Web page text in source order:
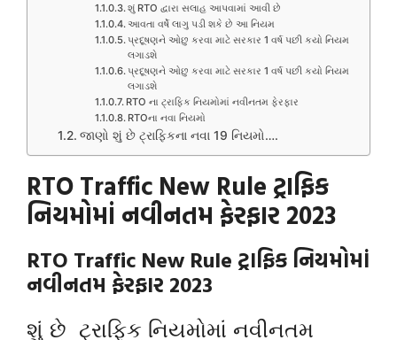
શું RTO દ્વારા સલાહ આપવામાં આવી છે
આવતા વર્ષે લાગુ પડી શકે છે આ નિયમ
પ્રદૂષણને ઓછુ કરવા માટે સરકાર 1 વર્ષ પછી કયો નિયમ
લગાડશે
પ્રદૂષણને ઓછુ કરવા માટે સરકાર 1 વર્ષ પછી કયો નિયમ
લગાડશે
RTO ના ટ્રાફિક નિયમોમાં નવીનતમ ફેરફાર
RTOના નવા નિયમો
જાણો શું છે ટ્રાફિકના નવા 19 નિયમો….
RTO Traffic New Rule ટ્રાફિક
નિયમોમાં નવીનતમ ફેરફાર 2023
RTO Traffic New Rule ટ્રાફિક નિયમોમાં
નવીનતમ ફેરફાર 2023
શું છે ટ્રાફિક નિયમોમાં નવીનતમ